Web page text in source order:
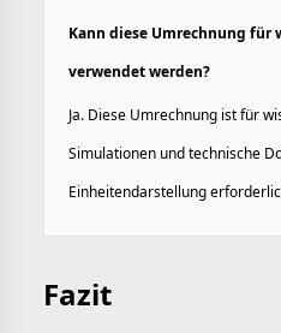
Kann diese Umrechnung für
verwendet werden?
Ja. Diese Umrechnung ist für
Simulationen und technische
Einheitendarstellung
Fazit